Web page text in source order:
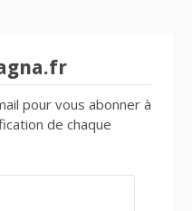
pour vous abonner à
de chaque